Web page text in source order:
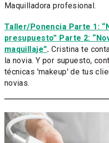
Maquilladora profesional.
Taller/Ponencia Parte 1:
presupuesto” Parte 2:
maquillaje”. Cristina te
la novia. Y por supuesto,
técnicas 'makeup' de tus
novias.